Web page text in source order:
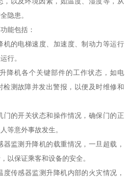
隐患。
能包括：
机的电梯速度、加速度、制动力等运行
行。
降机各个关键部件的工作状态，如电
检测故障并发出警报，以便及时维修和
门的开关状态和操作情况，确保门的正
等意外事故发生。
监测升降机的载重情况，一旦超载，
以保证乘客和设备的安全。
传感器监测升降机内部的火灾情况，